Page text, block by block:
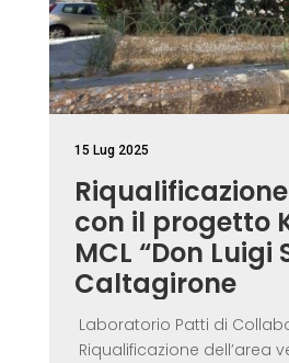
15 Lug 2025
con il progetto
MCL “Don Luigi
Caltagirone
Laboratorio Patti di
Riqualificazione dell’area